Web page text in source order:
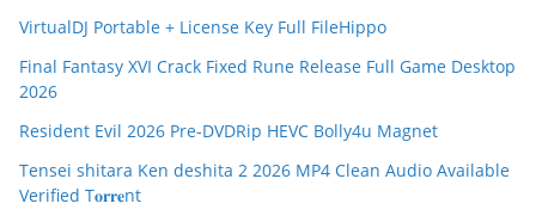
VirtualDJ Portable + License Key Full FileHippo
Final Fantasy XVI Crack Fixed Rune Release Full Game Desktop
2026
Resident Evil 2026 Pre-DVDRip HEVC Bolly4u Magnet
Tensei shitara Ken deshita 2 2026 MP4 Clean Audio Available
Verified T𝐨𝐫𝐫𝐞nt